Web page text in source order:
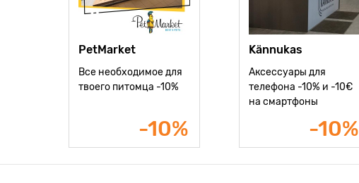
PetMarket
Все необходимое для
твоего питомца -10%
-10%
Kännukas
Аксессуары для
телефона -10% и -10€
на смартфоны
-10%